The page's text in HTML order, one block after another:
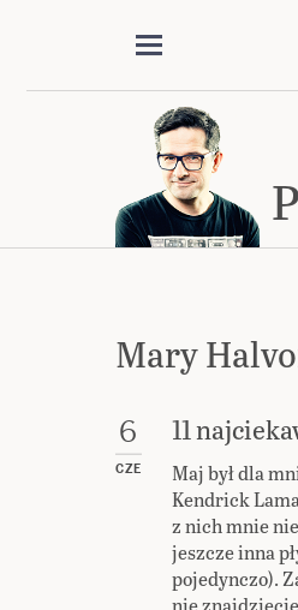
Mary
6
CZE
11
Maj był dla
Kendrick
z nich mnie
jeszcze inna
pojedynczo).